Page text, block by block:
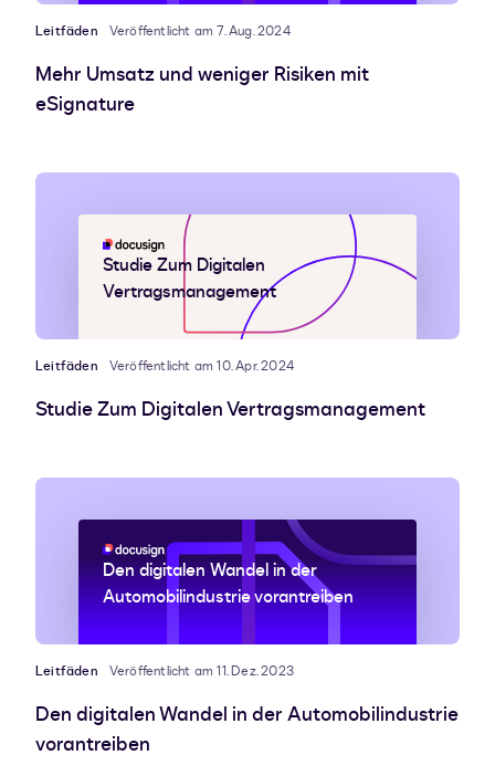
Leitfäden Veröffentlicht am 7. Aug. 2024
Mehr Umsatz und weniger Risiken mit
eSignature
Studie Zum Digitalen
Vertragsmanagement
Leitfäden Veröffentlicht am 10. Apr. 2024
Studie Zum Digitalen Vertragsmanagement
Den digitalen Wandel in der
Automobilindustrie vorantreiben
Leitfäden Veröffentlicht am 11. Dez. 2023
Den digitalen Wandel in der Automobilindustrie
vorantreiben